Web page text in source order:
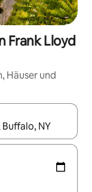
Frank Lloyd
Häuser und
mit den